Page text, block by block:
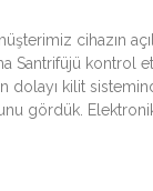
cihazın
Santrifüjü kontrol
dolayı kilit
gördük. Elektronik